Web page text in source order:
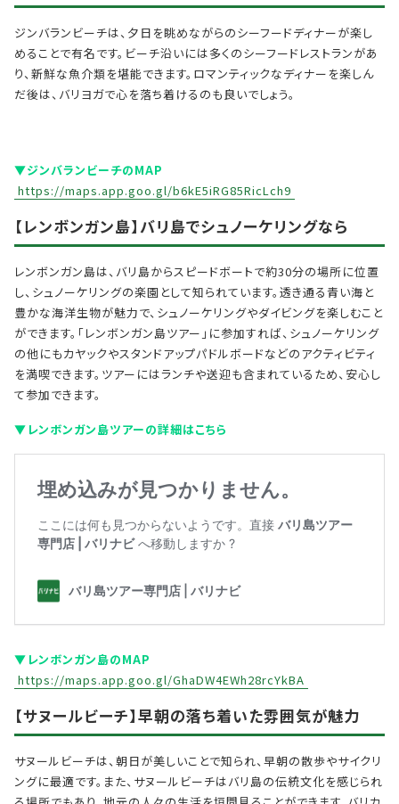
ジンバランビーチは、夕日を眺めながらのシーフードディナーが楽し
めることで有名です。ビーチ沿いには多くのシーフードレストランがあ
り、新鮮な魚介類を堪能できます。ロマンティックなディナーを楽しん
だ後は、バリヨガで心を落ち着けるのも良いでしょう。
▼ジンバランビーチのMAP
https://maps.app.goo.gl/b6kE5iRG85RicLch9
【レンボンガン島】バリ島でシュノーケリングなら
レンボンガン島は、バリ島からスピードボートで約30分の場所に位置
し、シュノーケリングの楽園として知られています。透き通る青い海と
豊かな海洋生物が魅力で、シュノーケリングやダイビングを楽しむこと
ができます。「レンボンガン島ツアー」に参加すれば、シュノーケリング
の他にもカヤックやスタンドアップパドルボードなどのアクティビティ
を満喫できます。ツアーにはランチや送迎も含まれているため、安心し
て参加できます。
▼レンボンガン島ツアーの詳細はこちら
▼レンボンガン島のMAP
https://maps.app.goo.gl/GhaDW4EWh28rcYkBA
【サヌールビーチ】早朝の落ち着いた雰囲気が魅力
サヌールビーチは、朝日が美しいことで知られ、早朝の散歩やサイクリ
ングに最適です。また、サヌールビーチはバリ島の伝統文化を感じられ